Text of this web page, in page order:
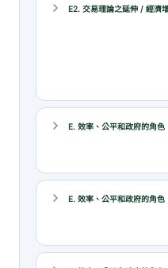
E2. 交易理論之延伸 / 經濟
E. 效率、公平和政府的角色
E. 效率、公平和政府的角色